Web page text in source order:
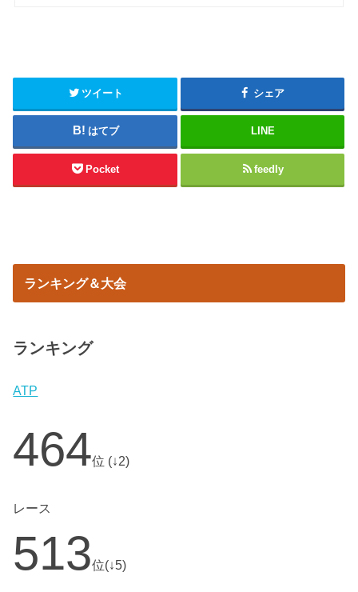
ツイート シェア
はてブ LINE
Pocket feedly
ランキング＆大会
ランキング
ATP
464位 (↓2)
レース
513位(↓5)